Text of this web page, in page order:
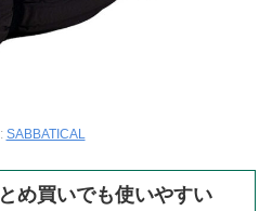
SABBATICAL
め買いでも使いやすい